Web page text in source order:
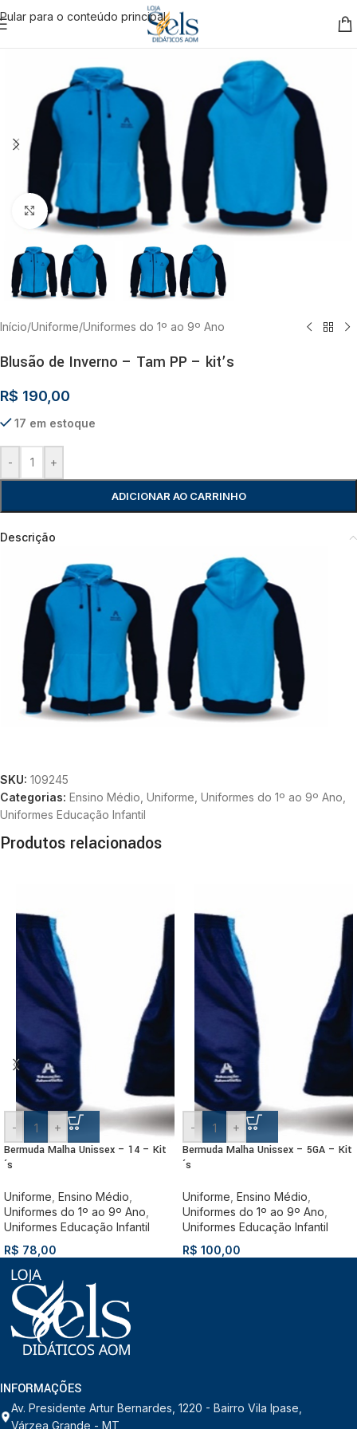
Pular para o conteúdo principal
Clique para ampliar
Início/Uniforme/Uniformes do 1º ao 9º Ano
Blusão de Inverno – Tam PP – kit’s
R$ 190,00
17 em estoque
- +
ADICIONAR AO CARRINHO
Descrição
SKU: 109245
Categorias: Ensino Médio Uniforme Uniformes do 1º ao 9º Ano
Uniformes Educação Infantil
Produtos relacionados
- +
Bermuda Malha Unissex – 14 – Kit
´s
Uniforme Ensino Médio
Uniformes do 1º ao 9º Ano
Uniformes Educação Infantil
R$ 78,00
- +
Bermuda Malha Unissex – 5GA – Kit
´s
Uniforme Ensino Médio
Uniformes do 1º ao 9º Ano
Uniformes Educação Infantil
R$ 100,00
INFORMAÇÕES
Av. Presidente Artur Bernardes, 1220 - Bairro Vila Ipase,
Várzea Grande - MT